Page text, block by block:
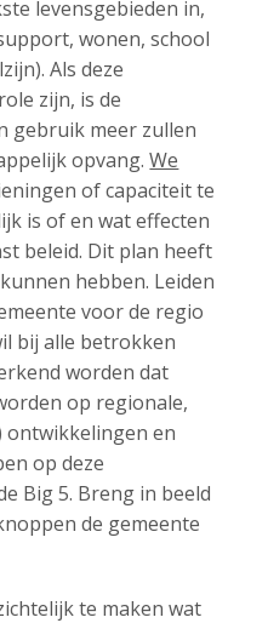
levensgebieden in,
wonen, school
Als deze
zijn, is de
gebruik meer zullen
opvang.We
of capaciteit te
is of en wat effecten
beleid. Dit plan heeft
hebben. Leiden
voor de regio
bij alle betrokken
worden dat
op regionale,
ontwikkelingen en
op deze
Big 5. Breng in beeld
de gemeente
te maken wat